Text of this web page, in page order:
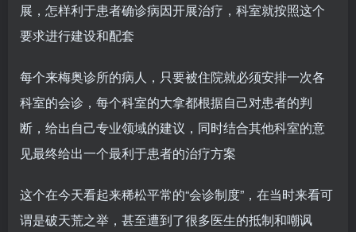
展，怎样利于患者确诊病因开展治疗，科室就按照这个
要求进行建设和配套
每个来梅奥诊所的病人，只要被住院就必须安排一次各
科室的会诊，每个科室的大拿都根据自己对患者的判
断，给出自己专业领域的建议，同时结合其他科室的意
见最终给出一个最利于患者的治疗方案
这个在今天看起来稀松平常的“会诊制度”，在当时来看可
谓是破天荒之举，甚至遭到了很多医生的抵制和嘲讽